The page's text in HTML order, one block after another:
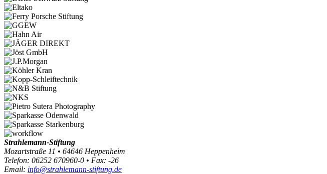
Strahlemann-Stiftung
Mozartstraße 11 • 64646 Heppenheim
Telefon: 06252 670960-0 • Fax: -26
Email: info@strahlemann-stiftung.de